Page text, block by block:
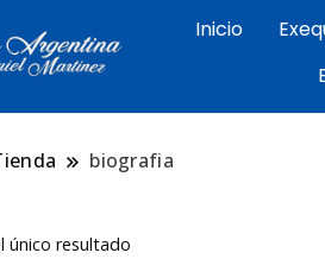
Exequiel
Arte aeronáutico
Malvinas
Inicio
biografia
único resultado